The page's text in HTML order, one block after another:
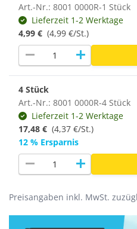
Art.-Nr.: 8001 0000R-1 Stück
Lieferzeit 1-2 Werktage
4,99 € (4,99 €/St.)
remove add
4 Stück
Art.-Nr.: 8001 0000R-4 Stück
Lieferzeit 1-2 Werktage
17,48 € (4,37 €/St.)
12 % Ersparnis
remove add
Preisangaben inkl. MwSt.